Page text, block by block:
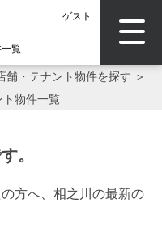
ゲスト
覧
舗・テナント物件を探す ＞
物件一覧
。
方へ、相之川の最新の